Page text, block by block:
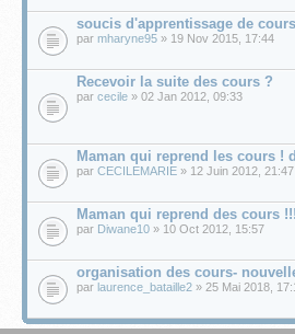
soucis d'apprentissage de cours
par mharyne95 » 19 Nov 2015, 17:44
Recevoir la suite des cours ?
par cecile » 02 Jan 2012, 09:33
Maman qui reprend les cours !
par CECILEMARIE » 12 Juin 2012, 21:47
Maman qui reprend des cours !!!
par Diwane10 » 10 Oct 2012, 15:57
organisation des cours-
par laurence_bataille2 » 25 Mai 2018,